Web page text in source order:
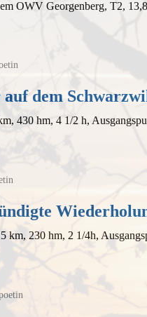
OWV Georgenberg, T2,
dem
430 hm, 4 1/2 h,
km, 230 hm, 2 1/4h,